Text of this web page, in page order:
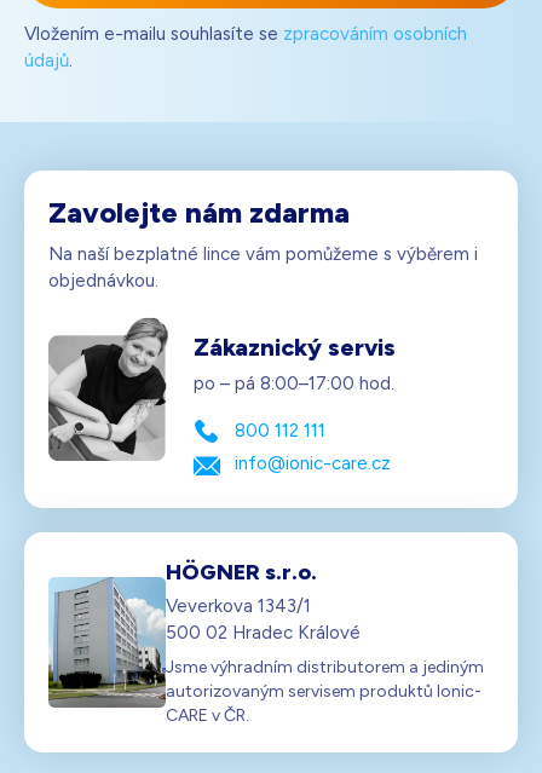
Vložením e-mailu souhlasíte se zpracováním osobních
údajů.
Zavolejte nám zdarma
Na naší bezplatné lince vám pomůžeme s výběrem i
objednávkou.
Zákaznický servis
po – pá 8:00–17:00 hod.
800 112 111
info@ionic-care.cz
HÖGNER s.r.o.
Veverkova 1343/1
500 02 Hradec Králové
Jsme výhradním distributorem a jediným
autorizovaným servisem produktů Ionic-
CARE v ČR.